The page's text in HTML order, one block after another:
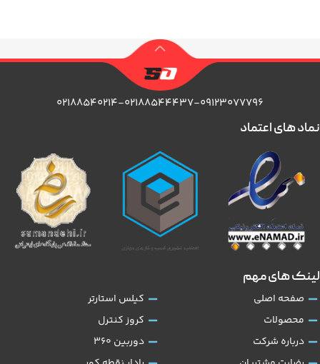
۰۲۱۸۸۵۴۰۲۱۴-۰۲۱۸۸۵۴۴۴۳۷-۰۹۱۲۳۰۷۷۷۹۶
لینک های مهم
صفحه اصلی
محصولات
درباره شرکت
کیلس استارتر
کروز کنترل
دوربین 360
نماد های اعتماد